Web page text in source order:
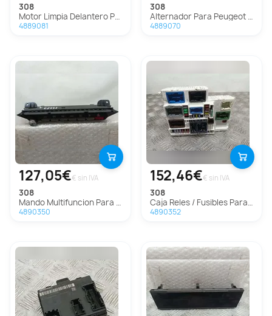
308
Motor Limpia Delantero Para Peugeot 308
4889081
308
Alternador Para Peugeot 308
4889070
127,05€€ sin IVA
308
Mando Multifuncion Para Peugeot 308
4890350
152,46€€ sin IVA
308
Caja Reles / Fusibles Para Peugeot 308
4890352